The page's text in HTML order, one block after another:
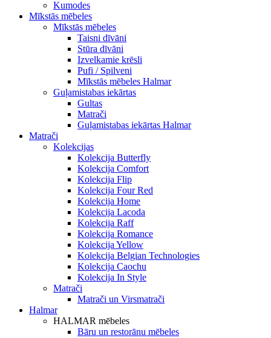
Kumodes
Mīkstās mēbeles
Mīkstās mēbeles
Taisni dīvāni
Stūra dīvāni
Izvelkamie krēsli
Pufi / Spilveni
Mīkstās mēbeles Halmar
Guļamistabas iekārtas
Gultas
Matrači
Guļamistabas iekārtas Halmar
Matrači
Kolekcijas
Kolekcija Butterfly
Kolekcija Comfort
Kolekcija Flip
Kolekcija Four Red
Kolekcija Home
Kolekcija Lacoda
Kolekcija Raff
Kolekcija Romance
Kolekcija Yellow
Kolekcija Belgian Technologies
Kolekcija Caochu
Kolekcija In Style
Matrači
Matrači un Virsmatrači
Halmar
HALMAR mēbeles
Bāru un restorānu mēbeles